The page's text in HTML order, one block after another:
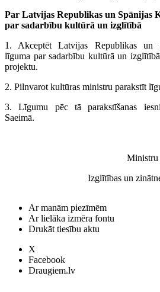
Par Latvijas Republikas un Spānijas
par sadarbību kultūrā un izglītībā
1. Akceptēt Latvijas Republikas un
līguma par sadarbību kultūrā un
projektu.
2. Pilnvarot kultūras ministru parakstīt
3. Līgumu pēc tā parakstīšanas
Saeimā.
Ministru
Izglītības un
Ar manām piezīmēm
Ar lielāka izmēra fontu
Drukāt tiesību aktu
X
Facebook
Draugiem.lv